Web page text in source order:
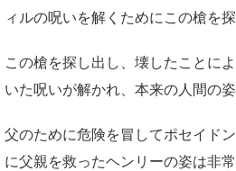
ィルの呪いを解くためにこの槍を
この槍を探し出し、壊したことに
いた呪いが解かれ、本来の人間の
父のために危険を冒してポセイド
に父親を救ったヘンリーの姿は非常